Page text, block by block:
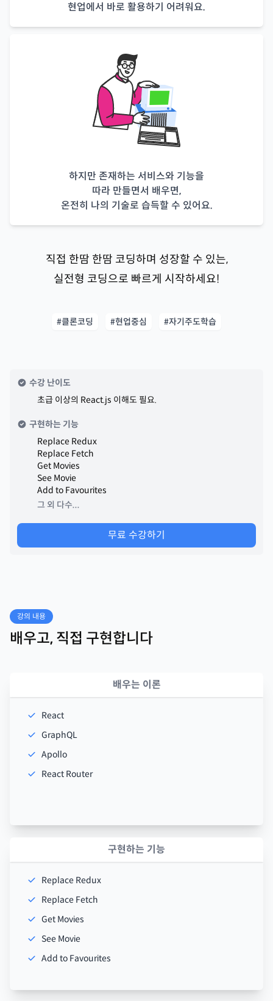
현업에서 바로 활용하기 어려워요.
하지만 존재하는 서비스와 기능을
따라 만들면서 배우면,
온전히 나의 기술로 습득할 수 있어요.
직접 한땀 한땀 코딩하며 성장할 수 있는,
실전형 코딩으로 빠르게 시작하세요!
#클론코딩 #현업중심 #자기주도학습
수강 난이도
초급 이상의 React.js 이해도 필요.
구현하는 기능
Replace Redux
Replace Fetch
Get Movies
See Movie
Add to Favourites
그 외 다수...
무료 수강하기
강의 내용
배우고, 직접 구현합니다
배우는 이론
React
GraphQL
Apollo
React Router
구현하는 기능
Replace Redux
Replace Fetch
Get Movies
See Movie
Add to Favourites